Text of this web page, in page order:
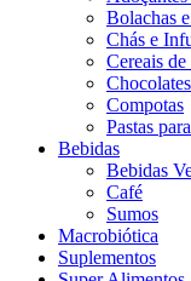
Bolachas
Chás e
Cereais
Chocolates
Compotas
Pastas
Bebidas
Bebidas
Café
Sumos
Macrobiótica
Suplementos